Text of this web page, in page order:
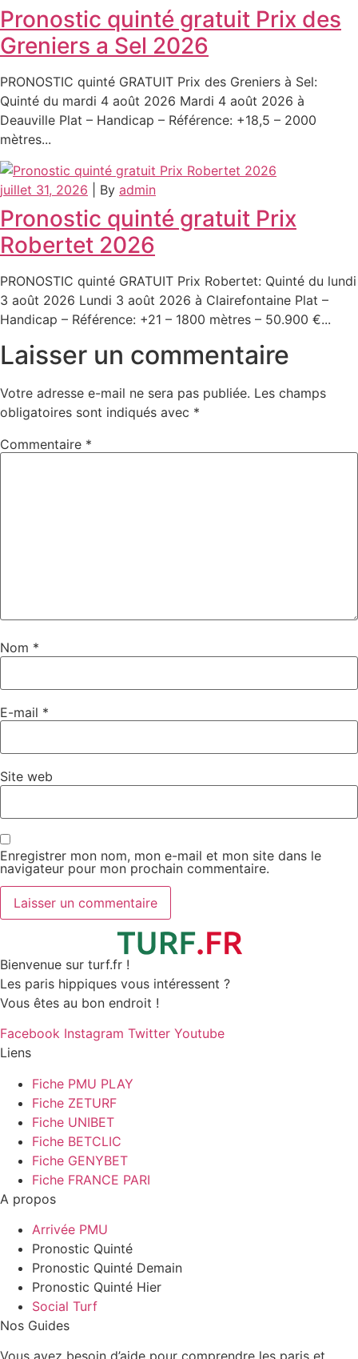
Pronostic quinté gratuit Prix des
Greniers a Sel 2026
PRONOSTIC quinté GRATUIT Prix des Greniers à Sel:
Quinté du mardi 4 août 2026 Mardi 4 août 2026 à
Deauville Plat – Handicap – Référence: +18,5 – 2000
mètres...
juillet 31, 2026 By admin
Pronostic quinté gratuit Prix
Robertet 2026
PRONOSTIC quinté GRATUIT Prix Robertet: Quinté du lundi
3 août 2026 Lundi 3 août 2026 à Clairefontaine Plat –
Handicap – Référence: +21 – 1800 mètres – 50.900 €...
Laisser un commentaire
Votre adresse e-mail ne sera pas publiée. Les champs
obligatoires sont indiqués avec *
Commentaire *
Nom *
E-mail *
Site web
Enregistrer mon nom, mon e-mail et mon site dans le
navigateur pour mon prochain commentaire.
Bienvenue sur turf.fr !
Les paris hippiques vous intéressent ?
Vous êtes au bon endroit !
Facebook Instagram Twitter Youtube
Liens
Fiche PMU PLAY
Fiche ZETURF
Fiche UNIBET
Fiche BETCLIC
Fiche GENYBET
Fiche FRANCE PARI
A propos
Arrivée PMU
Pronostic Quinté
Pronostic Quinté Demain
Pronostic Quinté Hier
Social Turf
Nos Guides